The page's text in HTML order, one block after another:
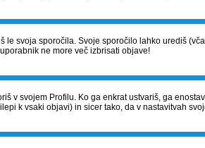
svoja sporočila. Svoje sporočilo lahko urediš
ne more več izbrisati objave!
v svojem Profilu. Ko ga enkrat ustvariš, ga
k vsaki objavi) in sicer tako, da v nastavitvah